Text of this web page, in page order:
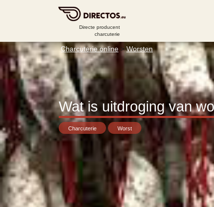
Directe producent
charcuterie
Charcuterie online >Worsten
Wat is uitdroging van
Charcuterie Worst